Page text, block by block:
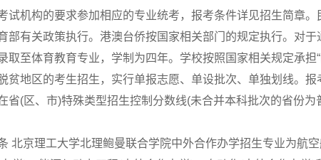
试机构的要求参加相应的专业统考，报考条件详见招生简章
部有关政策执行。港澳台侨按国家相关部门的规定执行。对
取至体育教育专业，学制为四年。学校按照国家相关规定承担“
贫地区的考生招生，实行单报志愿、单设批次、单独划线。
省(区、市)特殊类型招生控制分数线(未合并本科批次的省份为
京理工大学北理鲍曼联合学院中外合作办学招生专业为航空